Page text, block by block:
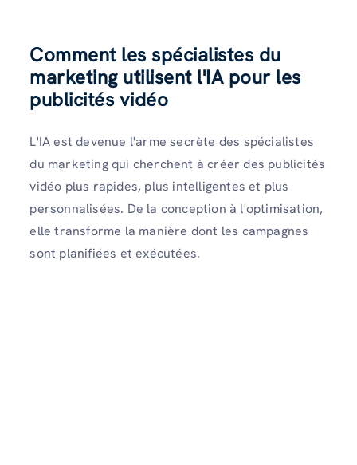
Comment les spécialistes du
marketing utilisent l'IA pour les
publicités vidéo
L'IA est devenue l'arme secrète des spécialistes
du marketing qui cherchent à créer des publicités
vidéo plus rapides, plus intelligentes et plus
personnalisées. De la conception à l'optimisation,
elle transforme la manière dont les campagnes
sont planifiées et exécutées.